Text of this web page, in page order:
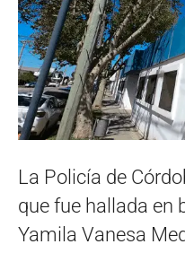
La Policía de
que fue hallada en
Yamila Vanesa